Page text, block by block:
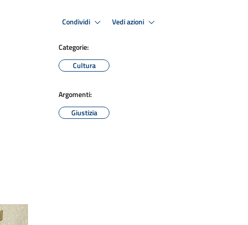
Condividi Vedi azioni
Categorie:
Cultura
Argomenti:
Giustizia